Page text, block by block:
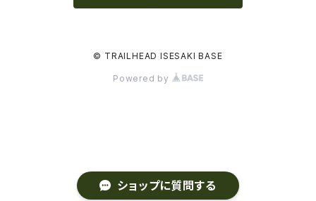
ショップに質問する
© TRAILHEAD ISESAKI BASE
Powered by